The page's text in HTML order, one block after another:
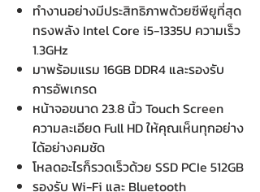
ทำงานอย่างมีประสิทธิภาพด้วยซีพียูที่สุด
ทรงพลัง Intel Core i5-1335U ความเร็ว
1.3GHz
มาพร้อมแรม 16GB DDR4 และรองรับ
การอัพเกรด
หน้าจอขนาด 23.8 นิ้ว Touch Screen
ความละเอียด Full HD ให้คุณเห็นทุกอย่าง
ได้อย่างคมชัด
โหลดอะไรก็รวดเร็วด้วย SSD PCIe 512GB
รองรับ Wi-Fi และ Bluetooth